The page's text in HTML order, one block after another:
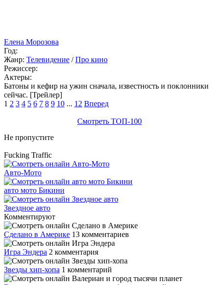
Елена Морозова
Год:
Жанр: Телевидение /Про кино
Режиссер:
Актеры:
Батоны и кефир на ужин сначала, известность и поклонники
сейчас. [Трейлер]
1 2 3 4 5 6 7 8 9 10 ... 12 Вперед
Смотреть ТОП-100
Не пропустите
Fucking Traffic
Авто-Мото
авто мото Бикини
Звездное авто
Комментируют
Сделано в Америке 13 комментариев
Игра Эндера 2 комментария
Звезды хип-хопа 1 комментарий